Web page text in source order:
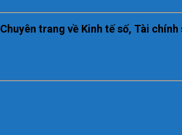
trang về Kinh tế số, Tài chính